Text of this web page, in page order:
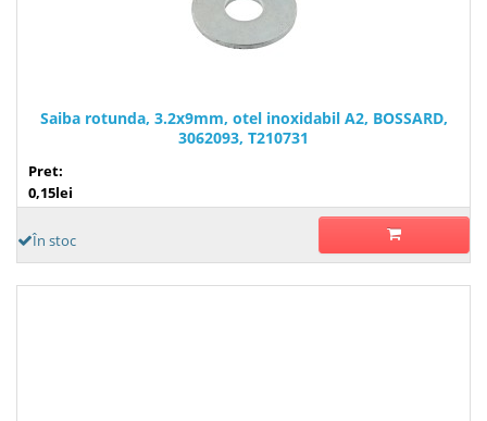
Saiba rotunda, 3.2x9mm, otel inoxidabil A2, BOSSARD,
3062093, T210731
Pret:
0,15lei
În stoc